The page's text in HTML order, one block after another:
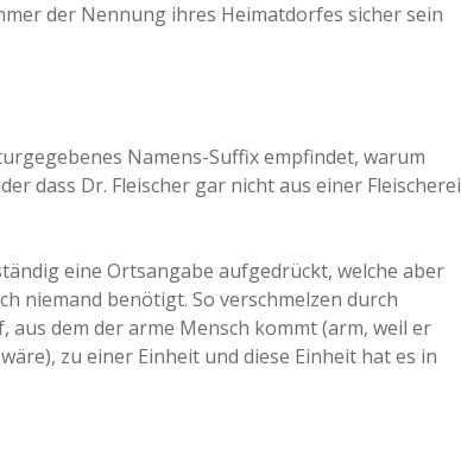
der Nennung ihres Heimatdorfes sicher sein
Namens-Suffix empfindet, warum
dass Dr. Fleischer gar nicht aus einer Fleischerei
eine Ortsangabe aufgedrückt, welche aber
niemand benötigt. So verschmelzen durch
dem der arme Mensch kommt (arm, weil er
zu einer Einheit und diese Einheit hat es in